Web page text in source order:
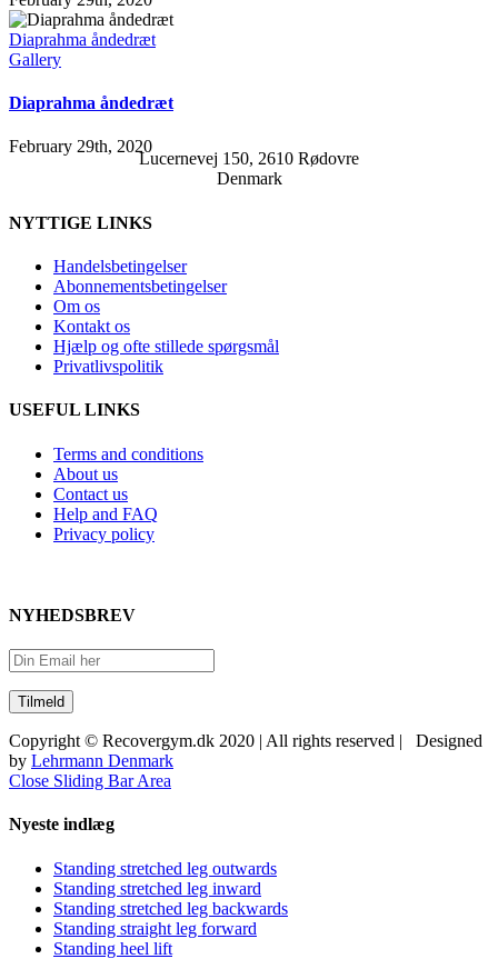
Diaprahma åndedræt
Gallery
Diaprahma åndedræt
February 29th, 2020
Lucernevej 150, 2610 Rødovre
Denmark
NYTTIGE LINKS
Handelsbetingelser
Abonnementsbetingelser
Om os
Kontakt os
Hjælp og ofte stillede spørgsmål
Privatlivspolitik
USEFUL LINKS
Terms and conditions
About us
Contact us
Help and FAQ
Privacy policy
NYHEDSBREV
Copyright © Recovergym.dk 2020 | All rights reserved | Designed
by Lehrmann Denmark
Close Sliding Bar Area
Nyeste indlæg
Standing stretched leg outwards
Standing stretched leg inward
Standing stretched leg backwards
Standing straight leg forward
Standing heel lift